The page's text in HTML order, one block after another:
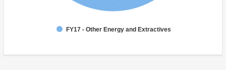
FY17 - Other Energy and Extractives